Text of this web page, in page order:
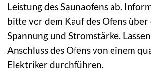
Leistung des Saunaofens ab.
bitte vor dem Kauf des Ofens
Spannung und Stromstärke.
Anschluss des Ofens von einem
Elektriker durchführen.